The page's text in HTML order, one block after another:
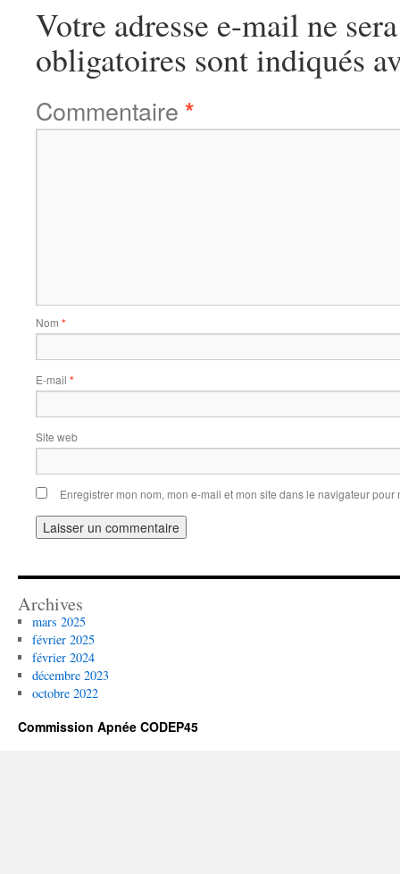
Votre adresse e-mail ne
obligatoires sont indiqués
Commentaire *
Nom *
E-mail *
Site web
Enregistrer mon nom, mon e-mail et mon site dans le navigateur
Archives
mars 2025
février 2025
février 2024
décembre 2023
octobre 2022
Commission Apnée CODEP45